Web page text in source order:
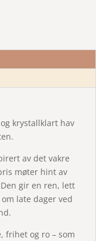
krystallklart hav
av det vakre
møter hint av
gir en ren, lett
late dager ved
frihet og ro – som